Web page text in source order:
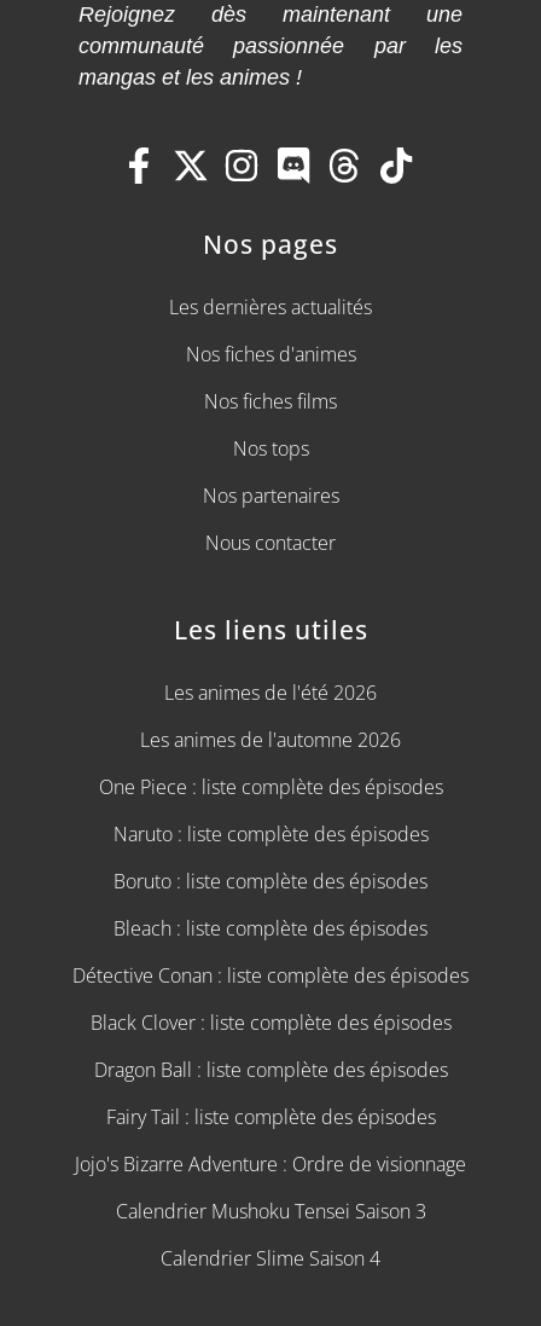
Rejoignez dès maintenant une
communauté passionnée par les
mangas et les animes !
Nos pages
Les dernières actualités
Nos fiches d'animes
Nos fiches films
Nos tops
Nos partenaires
Nous contacter
Les liens utiles
Les animes de l'été 2026
Les animes de l'automne 2026
One Piece : liste complète des épisodes
Naruto : liste complète des épisodes
Boruto : liste complète des épisodes
Bleach : liste complète des épisodes
Détective Conan : liste complète des épisodes
Black Clover : liste complète des épisodes
Dragon Ball : liste complète des épisodes
Fairy Tail : liste complète des épisodes
Jojo's Bizarre Adventure : Ordre de visionnage
Calendrier Mushoku Tensei Saison 3
Calendrier Slime Saison 4